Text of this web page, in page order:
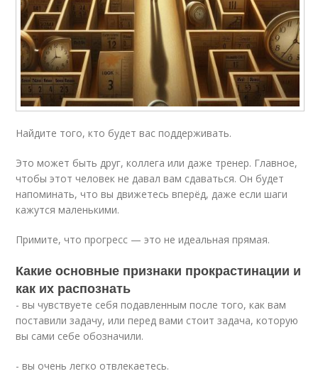
Найдите того, кто будет вас поддерживать.
Это может быть друг, коллега или даже тренер. Главное,
чтобы этот человек не давал вам сдаваться. Он будет
напоминать, что вы движетесь вперёд, даже если шаги
кажутся маленькими.
Примите, что прогресс — это не идеальная прямая.
Какие основные признаки прокрастинации и
как их распознать
- вы чувствуете себя подавленным после того, как вам
поставили задачу, или перед вами стоит задача, которую
вы сами себе обозначили.
- вы очень легко отвлекаетесь.